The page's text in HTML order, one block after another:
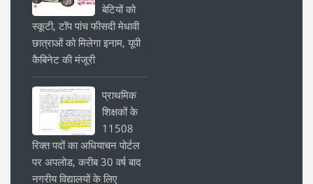
बेटियों को
स्कूटी, टॉप पांच फीसदी मेधावी
छात्राओं को मिलेगा इनाम, यूपी
कैबिनेट की मंजूरी
प्राथमिक
शिक्षकों के
11508
रिक्त पदों का अधियाचन पोर्टल
पर अपलोड, करीब 30 वर्ष बाद
नगरीय विद्यालयों के लिए